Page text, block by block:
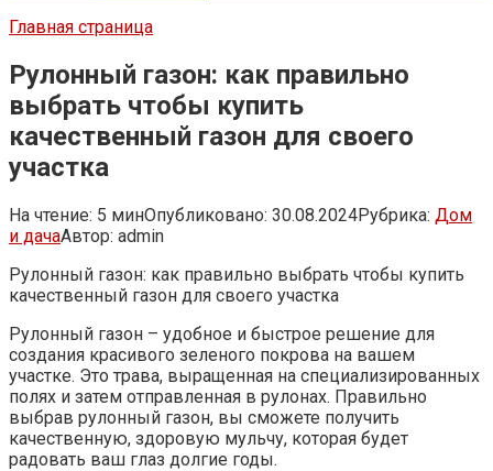
Главная страница
Рулонный газон: как правильно
выбрать чтобы купить
качественный газон для своего
участка
На чтение: 5 минОпубликовано: 30.08.2024Рубрика: Дом
и дачаАвтор: admin
Рулонный газон: как правильно выбрать чтобы купить
качественный газон для своего участка
Рулонный газон – удобное и быстрое решение для
создания красивого зеленого покрова на вашем
участке. Это трава, выращенная на специализированных
полях и затем отправленная в рулонах. Правильно
выбрав рулонный газон, вы сможете получить
качественную, здоровую мульчу, которая будет
радовать ваш глаз долгие годы.